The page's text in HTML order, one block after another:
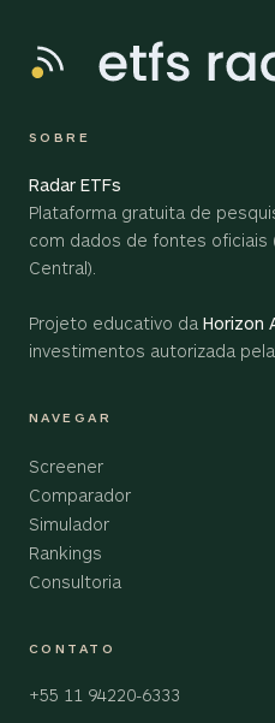
SOBRE
Radar ETFs
Plataforma gratuita de
com dados de fontes oficiais
Central).
Projeto educativo da Horizon
investimentos autorizada pela
NAVEGAR
Screener
Comparador
Simulador
Rankings
Consultoria
CONTATO
+55 11 94220-6333